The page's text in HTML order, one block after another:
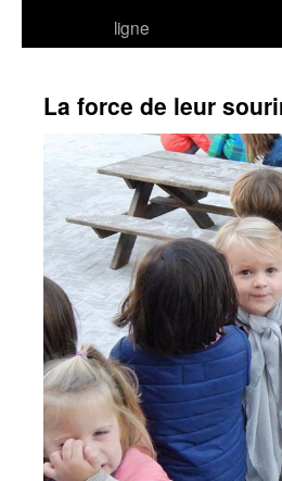
ligne
La force de leur